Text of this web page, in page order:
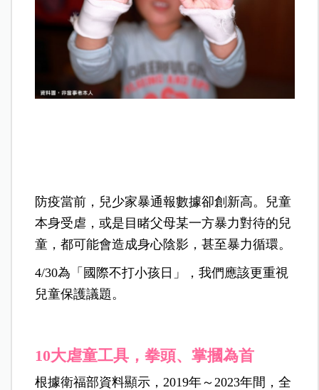
防疫當前，兒少家暴通報數據卻創新高。兒童
本身受虐，或是目睹父母某一方暴力對待的兒
童，都可能會造成身心陰影，甚至暴力循環。
4/30為「國際不打小孩日」，我們應該更重視
兒童保護議題。
10大虐童工具，拳頭、掌摑為首
根據衛福部資料顯示，2019年～2023年間，全